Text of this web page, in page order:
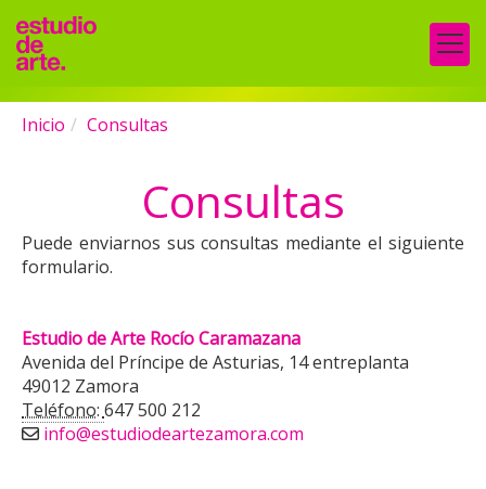
Inicio Consultas
Consultas
Puede enviarnos sus consultas mediante el siguiente
formulario.
Estudio de Arte Rocío Caramazana
Avenida del Príncipe de Asturias, 14 entreplanta
49012 Zamora
Teléfono: 647 500 212
info
estudiodeartezamora.com